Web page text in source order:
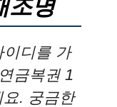
조명
이디를 가
금복권 1
. 궁금한